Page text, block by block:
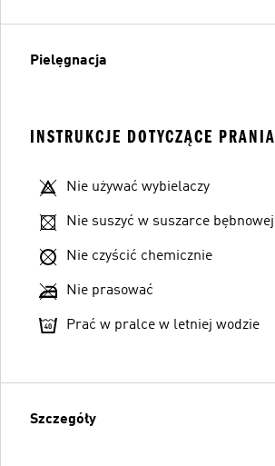
Pielęgnacja
INSTRUKCJE DOTYCZĄCE PRANIA
Nie używać wybielaczy
Nie suszyć w suszarce bębnowej
Nie czyścić chemicznie
Nie prasować
Prać w pralce w letniej wodzie
Szczegóły